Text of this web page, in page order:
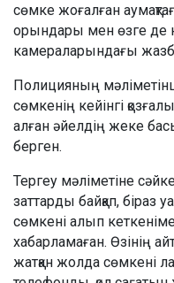
сөмке жоғалған
орындары мен өзге де
камераларындағы
Полицияның
сөмкенің кейінгі
алған әйелдің жеке
берген.
Тергеу мәліметіне
заттарды байқап, біраз
сөмкені алып
хабарламаған. Өзінің
жатқан жолда сөмкені